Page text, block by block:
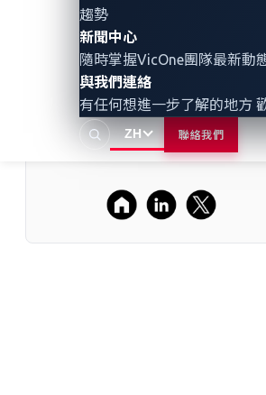
趨勢
新聞中心
隨時掌握VicOne團隊最新動
與我們連絡
有任何想進一步了解的地方
ZH 聯絡我們
Physical AI 應用安全。作
Micro 趨勢科技⁠旗下子公
襲趨勢科技超過 30 年的
驗，為汽車產業提供先
力與深度威脅洞察，協助
智慧化與安全性的下一代